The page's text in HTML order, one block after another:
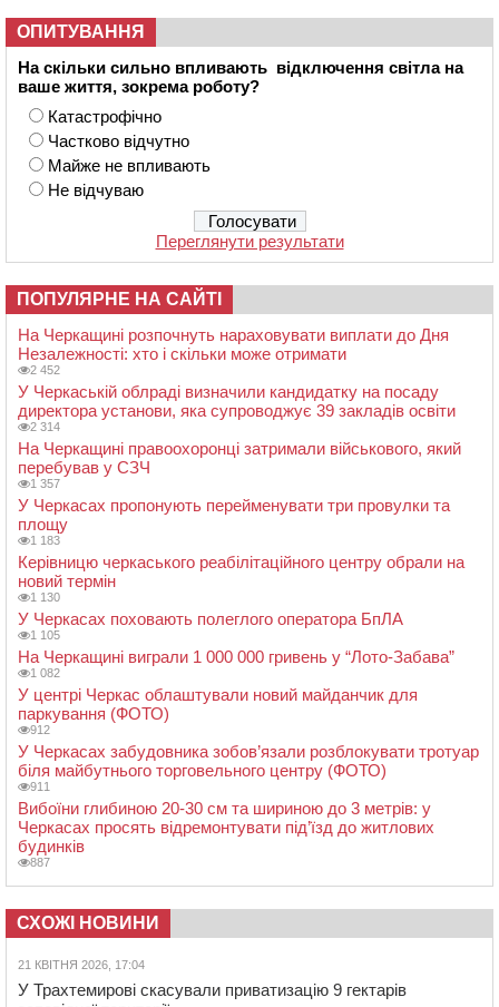
ОПИТУВАННЯ
На скільки сильно впливають відключення світла на
ваше життя, зокрема роботу?
Катастрофічно
Частково відчутно
Майже не впливають
Не відчуваю
Переглянути результати
ПОПУЛЯРНЕ НА САЙТІ
На Черкащині розпочнуть нараховувати виплати до Дня
Незалежності: хто і скільки може отримати
2 452
У Черкаській облраді визначили кандидатку на посаду
директора установи, яка супроводжує 39 закладів освіти
2 314
На Черкащині правоохоронці затримали військового, який
перебував у СЗЧ
1 357
У Черкасах пропонують перейменувати три провулки та
площу
1 183
Керівницю черкаського реабілітаційного центру обрали на
новий термін
1 130
У Черкасах поховають полеглого оператора БпЛА
1 105
На Черкащині виграли 1 000 000 гривень у “Лото-Забава”
1 082
У центрі Черкас облаштували новий майданчик для
паркування (ФОТО)
912
У Черкасах забудовника зобов’язали розблокувати тротуар
біля майбутнього торговельного центру (ФОТО)
911
Вибоїни глибиною 20-30 см та шириною до 3 метрів: у
Черкасах просять відремонтувати під’їзд до житлових
будинків
887
СХОЖІ НОВИНИ
21 КВІТНЯ 2026, 17:04
У Трахтемирові скасували приватизацію 9 гектарів